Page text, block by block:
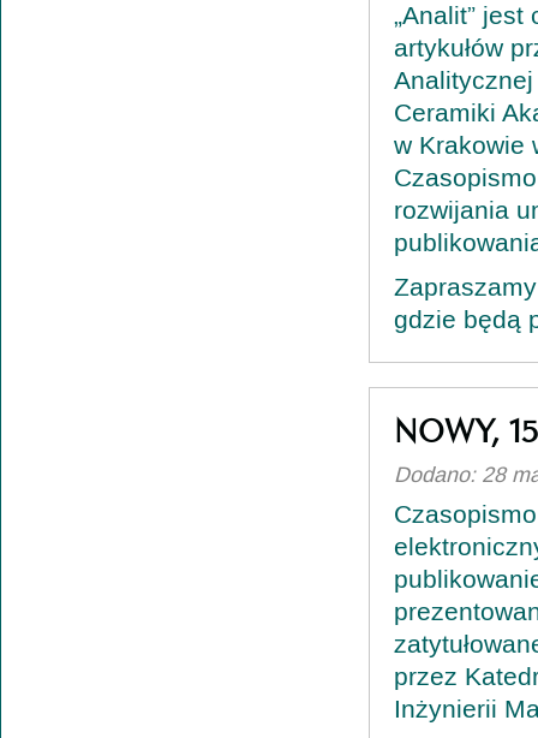
„Analit”
artykułów
Analitycznej
Ceramiki
w Krakowie
rozwijania
gdzie będą
NOWY,
Dodano: 28
przez
Inżynierii